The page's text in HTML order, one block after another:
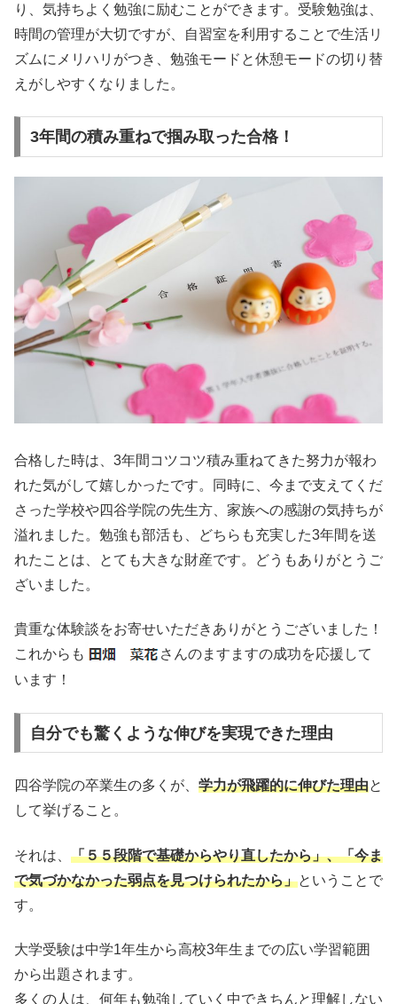
り、気持ちよく勉強に励むことができます。受験勉強は、
時間の管理が大切ですが、自習室を利用することで生活リ
ズムにメリハリがつき、勉強モードと休憩モードの切り替
えがしやすくなりました。
3年間の積み重ねで掴み取った合格！
合格した時は、3年間コツコツ積み重ねてきた努力が報わ
れた気がして嬉しかったです。同時に、今まで支えてくだ
さった学校や四谷学院の先生方、家族への感謝の気持ちが
溢れました。勉強も部活も、どちらも充実した3年間を送
れたことは、とても大きな財産です。どうもありがとうご
ざいました。
貴重な体験談をお寄せいただきありがとうございました！
これからも
さんのますますの成功を応援して
います！
自分でも驚くような伸びを実現できた理由
四谷学院の卒業生の多くが、 学力が飛躍的に伸びた理由と
して挙げること。
それは、 「５５段階で基礎からやり直したから」、「今ま
で気づかなかった弱点を見つけられたから」ということで
す。
大学受験は中学1年生から高校3年生までの広い学習範囲
から出題されます。
多くの人は、何年も勉強していく中できちんと理解しない